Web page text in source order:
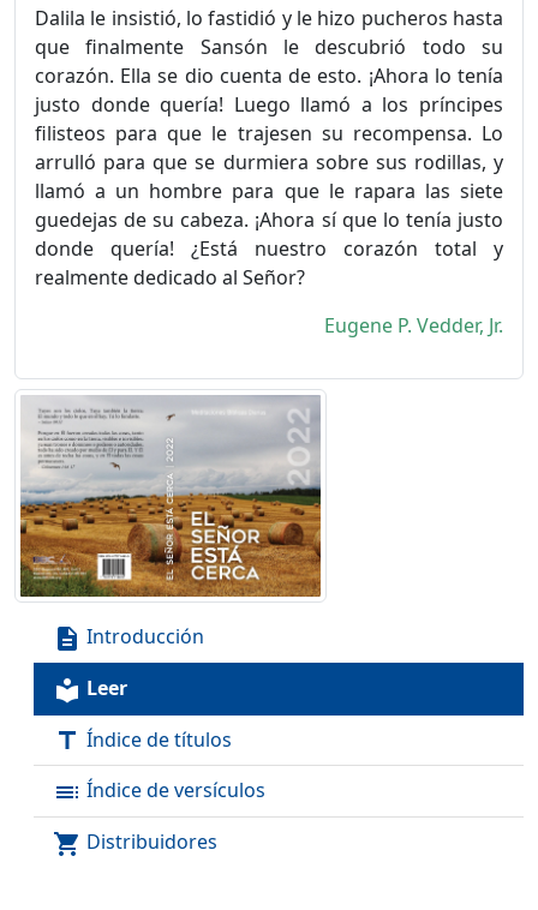
Dalila le insistió, lo fastidió y le hizo pucheros hasta
que finalmente Sansón le descubrió todo su
corazón. Ella se dio cuenta de esto. ¡Ahora lo tenía
justo donde quería! Luego llamó a los príncipes
filis­teos para que le trajesen su recompensa. Lo
arrulló para que se durmiera sobre sus rodillas, y
llamó a un hombre para que le rapara las siete
guedejas de su cabeza. ¡Ahora sí que lo tenía justo
donde quería! ¿Está nuestro corazón total y
realmente dedicado al Señor?
Eugene P. Vedder, Jr.
description Introducción
local_library Leer
title Índice de títulos
toc Índice de versículos
shopping_cart Distribuidores